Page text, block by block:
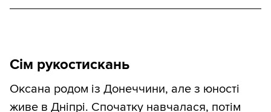
Сім рукостискань
Оксана родом із Донеччини, але з юності
живе в Дніпрі. Спочатку навчалася, потім